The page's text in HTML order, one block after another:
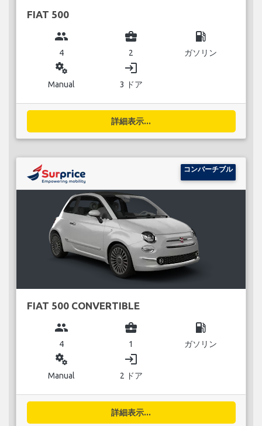
FIAT 500
group
4
business_center
2
local_gas_station
ガソリン
miscellaneous_services
Manual
login
3 ドア
詳細表示...
コンバーチブル
FIAT 500 CONVERTIBLE
group
4
business_center
1
local_gas_station
ガソリン
miscellaneous_services
Manual
login
2 ドア
詳細表示...